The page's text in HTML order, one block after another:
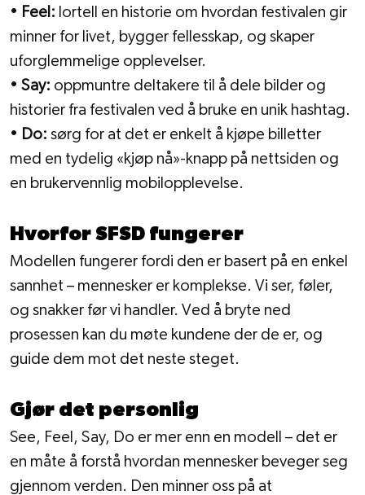
• Feel: lortell en historie om hvordan festivalen gir
minner for livet, bygger fellesskap, og skaper
uforglemmelige opplevelser.
• Say: oppmuntre deltakere til å dele bilder og
historier fra festivalen ved å bruke en unik hashtag.
• Do: sørg for at det er enkelt å kjøpe billetter
med en tydelig «kjøp nå»-knapp på nettsiden og
en brukervennlig mobilopplevelse.
Hvorfor SFSD fungerer
Modellen fungerer fordi den er basert på en enkel
sannhet – mennesker er komplekse. Vi ser, føler,
og snakker før vi handler. Ved å bryte ned
prosessen kan du møte kundene der de er, og
guide dem mot det neste steget.
Gjør det personlig
See, Feel, Say, Do er mer enn en modell – det er
en måte å forstå hvordan mennesker beveger seg
gjennom verden. Den minner oss på at